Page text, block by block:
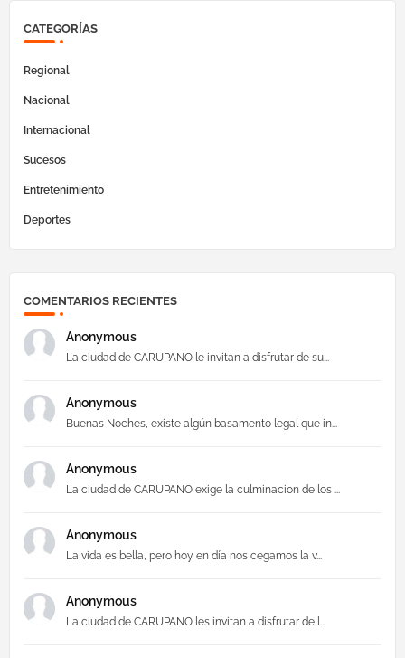
CATEGORÍAS
Regional
Nacional
Internacional
Sucesos
Entretenimiento
Deportes
COMENTARIOS RECIENTES
Anonymous
La ciudad de CARUPANO le invitan a disfrutar de su...
Anonymous
Buenas Noches, existe algún basamento legal que in...
Anonymous
La ciudad de CARUPANO exige la culminacion de los ...
Anonymous
La vida es bella, pero hoy en día nos cegamos la v...
Anonymous
La ciudad de CARUPANO les invitan a disfrutar de l...